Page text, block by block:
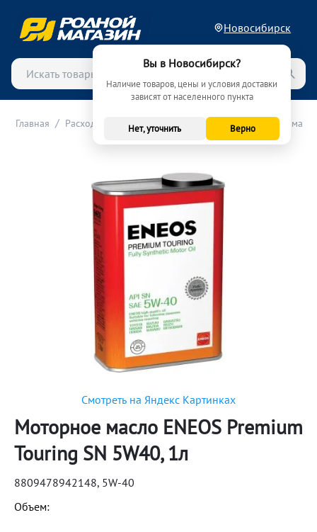
Новосибирск
Вы в Новосибирск?
Наличие товаров, цены и условия доставки
зависят от населенного пункта
Нет, уточнить Верно
Главная / Расходные материалы (ТО) Масла / Моторные масла
Смотреть на Яндекс Картинках
Моторное масло ENEOS Premium
Touring SN 5W40, 1л
8809478942148, 5W-40
Объем: